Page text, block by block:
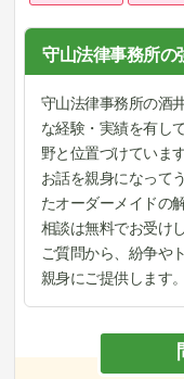
守山法律事務所の
守山法律事務所の酒
な経験・実績を有し
野と位置づけていま
お話を親身になって
たオーダーメイドの
相談は無料でお受け
ご質問から、紛争や
親身にご提供します。